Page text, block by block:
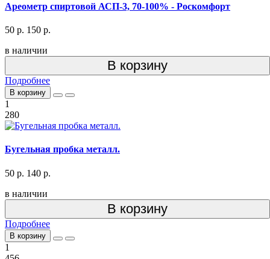
Ареометр спиртовой АСП-3, 70-100% - Роскомфорт
50 р. 150 р.
в наличии
В корзину
Подробнее
В корзину
1
280
Бугельная пробка металл.
50 р. 140 р.
в наличии
В корзину
Подробнее
В корзину
1